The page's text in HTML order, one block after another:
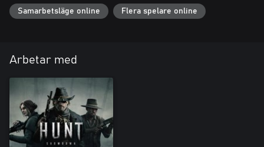
Samarbetsläge online Flera spelare online
Arbetar med